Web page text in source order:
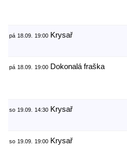
pá 18.09. 19:00 Krysař
pá 18.09. 19:00 Dokonalá fraška
so 19.09. 14:30 Krysař
so 19.09. 19:00 Krysař